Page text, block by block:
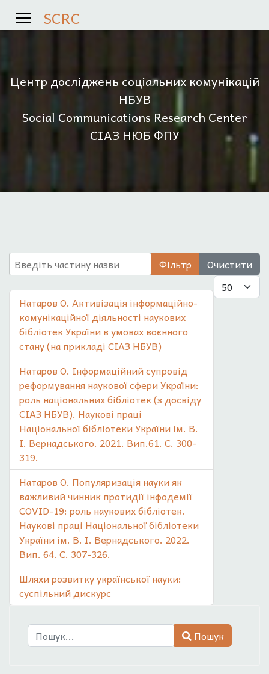
SCRC
Центр досліджень соціальних комунікацій
НБУВ
Social Communications Research Center
СІАЗ НЮБ ФПУ
Введіть частину назви Фільтр
Очистити
Показувати
Натаров О. Активізація інформаційно-
комунікаційної діяльності наукових
бібліотек України в умовах воєнного
стану (на прикладі СІАЗ НБУВ)
Натаров О. Інформаційний супровід
реформування наукової сфери України:
роль національних бібліотек (з досвіду
СІАЗ НБУВ). Наукові праці
Національної бібліотеки України ім. В.
І. Вернадського. 2021. Вип.61. С. 300-
319.
Натаров О. Популяризація науки як
важливий чинник протидії інфодемії
COVID-19: роль наукових бібліотек.
Наукові праці Національної бібліотеки
України ім. В. І. Вернадського. 2022.
Вип. 64. С. 307-326.
Шляхи розвитку української науки:
суспільний дискурс
Пошук
Пошук